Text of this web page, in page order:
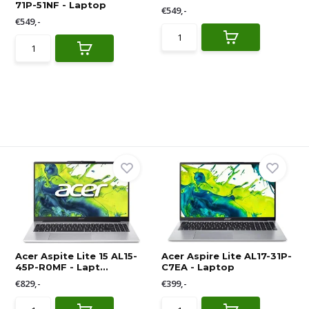
71P-51NF - Laptop
€549,-
€549,-
Acer Aspite Lite 15 AL15-
45P-R0MF - Lapt...
€829,-
Acer Aspire Lite AL17-31P-
C7EA - Laptop
€399,-